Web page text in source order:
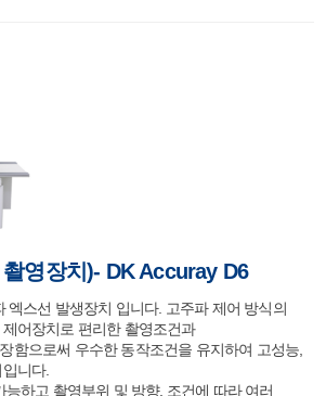
영장치)- DK Accuray D6
엑스선 발생장치 입니다. 고주파 제어 방식의
어장치로 편리한 촬영조건과
함으로써 우수한 동작조건을 유지하여 고성능,
니다.
하고 촬영부위 및 방향, 조건에 따라 여러